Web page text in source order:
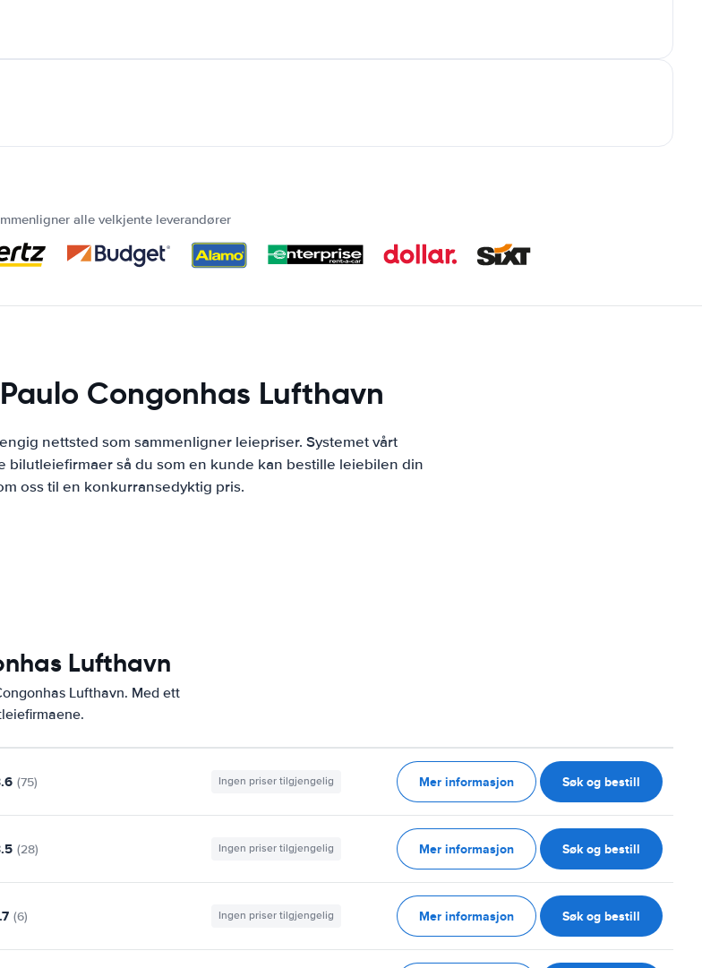
alle velkjente leverandører
Congonhas Lufthavn
nettsted som sammenligner leiepriser. Systemet vårt
bilutleiefirmaer så du som en kunde kan bestille leiebilen din
oss til en konkurransedyktig pris.
Lufthavn
Lufthavn. Med ett
(75) Ingen priser tilgjengelig Mer informasjon Søk og bestill
(28) Ingen priser tilgjengelig Mer informasjon Søk og bestill
(6) Ingen priser tilgjengelig Mer informasjon Søk og bestill